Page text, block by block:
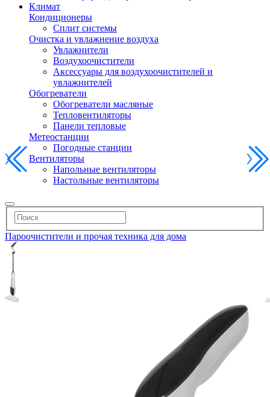
Климат
Кондиционеры
Сплит системы
Очистка и увлажнение воздуха
Увлажнители
Воздухоочистители
Аксессуары для воздухоочистителей и
увлажнителей
Обогреватели
Обогреватели масляные
Тепловентиляторы
Панели тепловые
Метеостанции
Погодные станции
Вентиляторы
Напольные вентиляторы
Настольные вентиляторы
Пароочистители и прочая техника для дома